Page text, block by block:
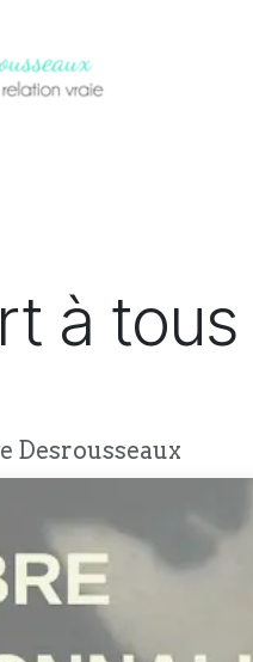
à tous
Desrousseaux